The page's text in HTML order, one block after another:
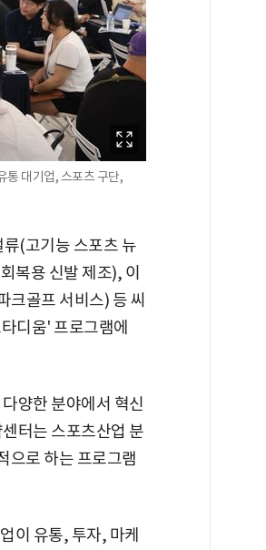
통 대기업, 스포츠 구단,
(고기능 스포츠 뉴
복용 신발 제조), 이
크골프 서비스) 등 씨
디움' 프로그램에
양한 분야에서 혁신
터는 스포츠산업 분
으로 하는 프로그램
이 유통, 투자, 마케